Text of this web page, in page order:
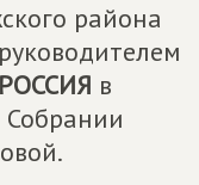
района
в
Собрании